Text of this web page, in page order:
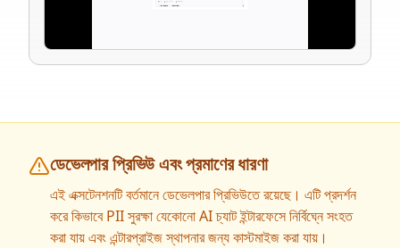
ডেভেলপার প্রিভিউ এবং প্রমাণের ধারণা
এই এক্সটেনশনটি বর্তমানে ডেভেলপার প্রিভিউতে রয়েছে। এটি প্রদর্শন
করে কিভাবে PII সুরক্ষা যেকোনো AI চ্যাট ইন্টারফেসে নির্বিঘ্নে সংহত
করা যায় এবং এন্টারপ্রাইজ স্থাপনার জন্য কাস্টমাইজ করা যায়।